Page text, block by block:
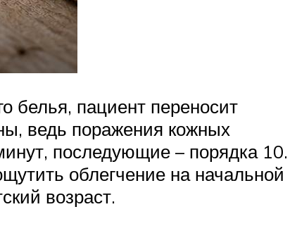
белья, пациент переносит
ведь поражения кожных
последующие – порядка 10.
облегчение на начальной
возраст.